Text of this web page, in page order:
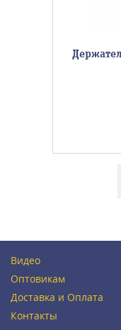
Видео
Оптовикам
Доставка и Оплата
Контакты